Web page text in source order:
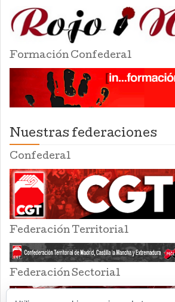
Formación Confederal
Nuestras federaciones
Confederal
Federación Territorial
Federación Sectorial